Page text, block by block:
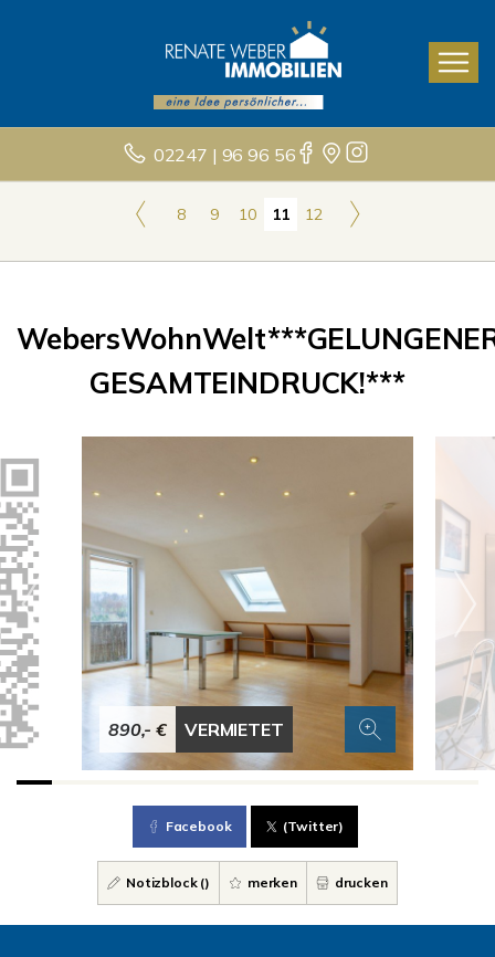
02247 | 96 96 56
8 9 10 11 12
GESAMTEINDRUCK!***
890,- € VERMIETET
Facebook (Twitter)
Notizblock () merken drucken